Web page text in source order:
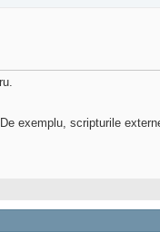
exemplu, scripturile